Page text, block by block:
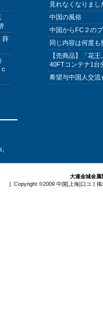
薛
c
見れなくなりまし
中国の風俗
中国からFC２の
同じ内容は何度
【売商品】「花
40FTコンテナ1台
希望与中国人交
大連金城金属
| Copyright ©2009 中国[上海]口コミ掲